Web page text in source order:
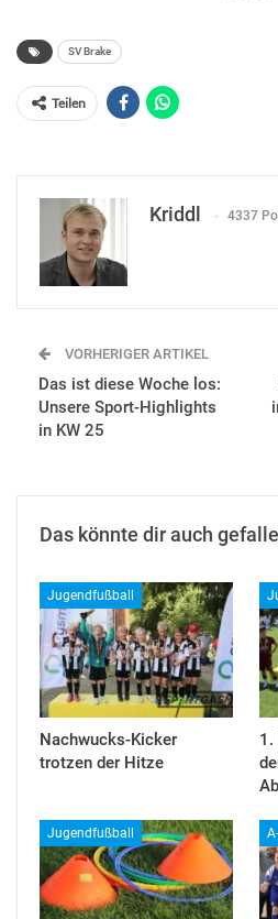
SV Brake
Teilen
Kriddl 4337
VORHERIGER ARTIKEL
Das ist diese Woche los:
Unsere Sport-Highlights
in KW 25
Das könnte dir auch
Jugendfußball
Nachwucks-Kicker
trotzen der Hitze
1.
Jugendfußball